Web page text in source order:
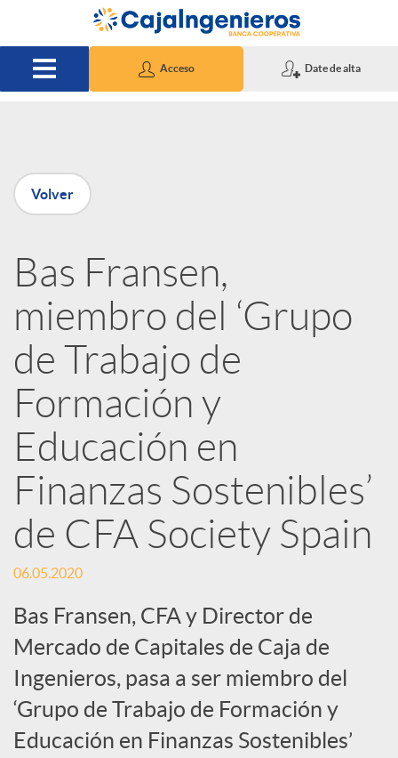
Saltar al contenido principal
Acceso Date de alta
P
u
b
l
i
c
a
d
o
r
d
Volver
Bas Fransen,
miembro del ‘Grupo
de Trabajo de
Formación y
Educación en
Finanzas Sostenibles’
de CFA Society Spain
06.05.2020
Bas Fransen, CFA y Director de
Mercado de Capitales de Caja de
Ingenieros, pasa a ser miembro del
‘Grupo de Trabajo de Formación y
Educación en Finanzas Sostenibles’